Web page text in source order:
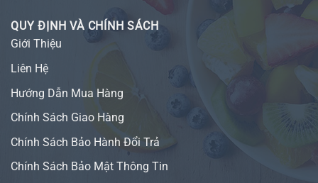
QUY ĐỊNH VÀ CHÍNH SÁCH
Giới Thiệu
Liên Hệ
Hướng Dẫn Mua Hàng
Chính Sách Giao Hàng
Chính Sách Bảo Hành Đổi Trả
Chính Sách Bảo Mật Thông Tin